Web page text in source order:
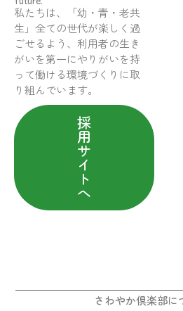
私たちは、「幼・青・老共
生」全ての世代が楽しく過
ごせるよう、利用者の生き
がいを第一にやりがいを持
って働ける環境づくりに取
り組んでいます。
採
用
サ
イ
ト
へ
さわやか倶楽部に